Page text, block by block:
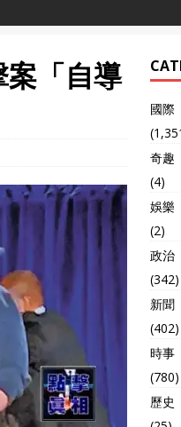
「自導
國際
奇趣
(4)
娛樂
(2)
政治
(342)
新聞
(402)
時事
(780)
歷史